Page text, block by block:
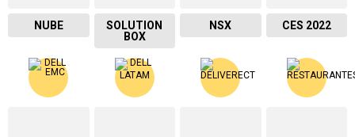
NUBE
SOLUTION
BOX
NSX CES 2022